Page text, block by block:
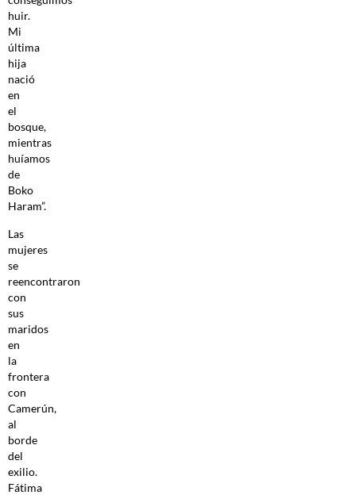
huir.
Mi
última
hija
nació
en
el
bosque,
mientras
huíamos
de
Boko
Haram”.
Las
mujeres
se
reencontraron
con
sus
maridos
en
la
frontera
con
Camerún,
al
borde
del
exilio.
Fátima